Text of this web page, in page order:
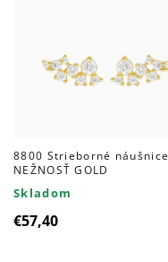
8800 Strieborné náušnice
NEŽNOSŤ GOLD
Skladom
€57,40